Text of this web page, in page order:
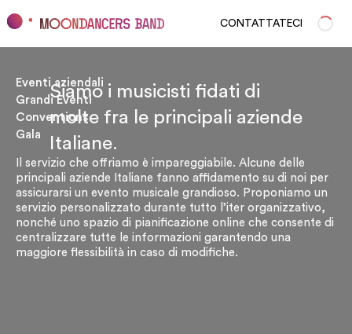
CONTATTATECI
Siamo i musicisti fidati di
molte fra le principali aziende
Italiane.
Eventi aziendali
Grandi Eventi
Conventions
Gala
Il servizio che offriamo è impareggiabile. Alcune delle
principali aziende Italiane fanno affidamento su di noi per
assicurarsi un evento musicale grandioso. Proponiamo un
servizio personalizzato durante tutto l’iter organizzativo,
nonché uno spazio di pianificazione online che consente di
centralizzare tutte le informazioni garantendo una
maggiore flessibilità in caso di modifiche.